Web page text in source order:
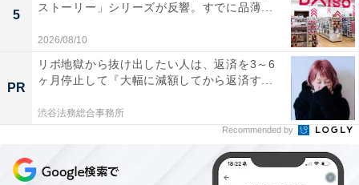
楽天スーパーDEALは、毎日日替わりの商品が大幅なポ
イントバックで購入できるイベント。お得にお買いもの
を楽しみたい人は、日々変わるおすすめ商品をお見逃し
なく！
5
ストーリー」シリーズが反響。すでに品薄...
2026/08/10
PR
リボ地獄から抜け出したい人は、返済を3～6
ヶ月停止して『大幅に減額してから返済す...
渋谷法務総合事務所
Recommended by